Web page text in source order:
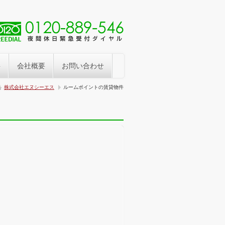
会社概要 お問い合わせ
株式会社エヌシーエス
>
ルームポイントの賃貸物件